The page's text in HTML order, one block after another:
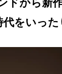
ドから新
をいった